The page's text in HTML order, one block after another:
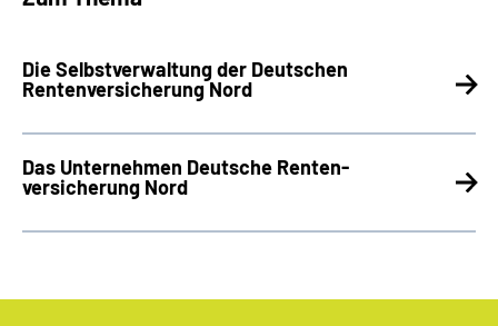
Die Selbstverwaltung der Deutschen
Rentenversicherung Nord
Das Unternehmen Deutsche Renten­
versicherung Nord